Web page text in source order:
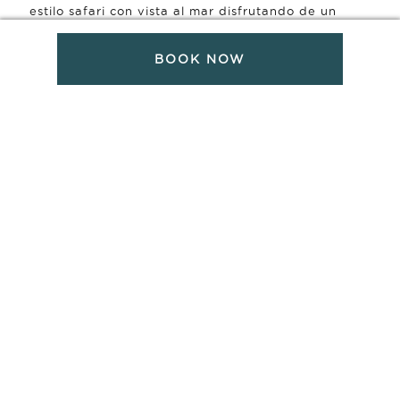
estilo safari con vista al mar disfrutando de un
Santa Cruz: pintoresca, auténtica y relajadamente
elegante.
BOOK NOW